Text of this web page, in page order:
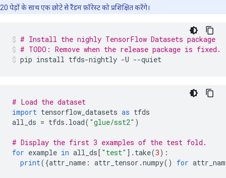
20 पेड़ों के साथ एक छोटे से रैंडम फ़ॉरेस्ट को प्रशिक्षित करेंगे।
# Install the nighly TensorFlow Datasets package
# TODO: Remove when the release package is fixed.
pip install tfds-nightly -U --quiet
# Load the dataset
import tensorflow_datasets as tfds
all_ds = tfds . load( "glue/sst2" )
# Display the first 3 examples of the test fold.
for example in all_ds[ "test" ]. take(3):
print({attr_name : attr_tensor .numpy() for